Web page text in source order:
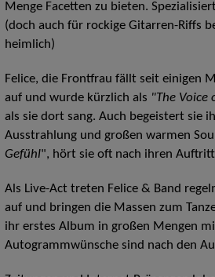
Menge Facetten zu bieten.
(doch auch für rockige Gitarren-Riffs
heimlich)
Felice, die Frontfrau fällt seit einigen
auf und wurde kürzlich als "The Voice
als sie dort sang. Auch begeistert sie
Ausstrahlung und großen warmen
Gefühl", hört sie oft nach ihren
Als Live-Act treten Felice & Band
auf und bringen die Massen zum
ihr erstes Album in großen Mengen
Autogrammwünsche sind nach den